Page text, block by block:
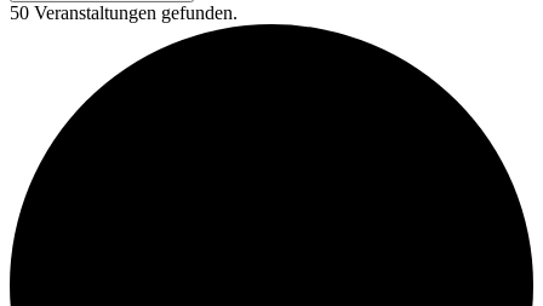
50 Veranstaltungen gefunden.